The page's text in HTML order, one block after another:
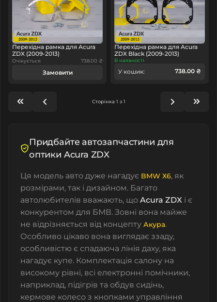
Перехідна рамка для Acura
ZDX (2009-2013)
Очікується 738.00 ₴
Замовити
Перехідна рамка для Acura
ZDX Black (2009-2013)
В наявності
У кошик: 738.00 ₴
Сторінка 1 з 1
Придбайте автозапчастини для
оптики Acura ZDX
Ця модель авто дуже нагадує BMW Х6, як
розмірами, так і дизайном. Багато
автолюбителів вважають, що Acura ZDX і є
конкурентом для БМВ. Зовні вона майже
не відрізняється від концепту Акура.
Особливо цікаво вона виглядає ззаду,
особливістю є спадаюча лінія даху, яка
нагадує купе. Комплектація салону на
високому рівні, всі електронні помічники,
наприклад, підігрів та обдув сидінь,
кермове колесо з кнопками управління